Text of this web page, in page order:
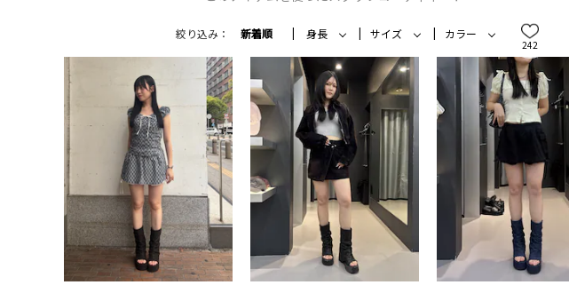
242
絞り込み： 新着順 身長 サイズ カラー